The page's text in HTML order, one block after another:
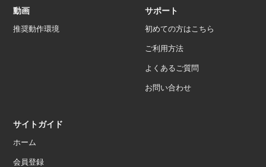
動画
推奨動作環境
サポート
初めての方はこちら
ご利用方法
よくあるご質問
お問い合わせ
サイトガイド
ホーム
会員登録